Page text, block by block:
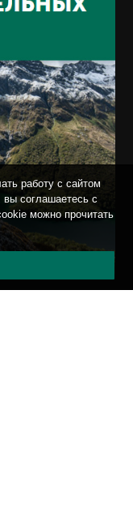
работу с сайтом
соглашаетесь с
можно прочитать